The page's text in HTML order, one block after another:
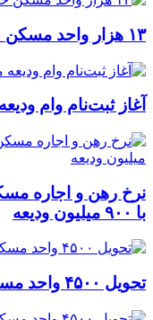
۱۳ هزار واحد مسکن حمایتی در تهران در حال ساخت
آغاز ثبت‌نام وام ودیعه
با ۹۰۰ میلیون ودیعه
تحویل ۴۵۰۰ واحد مسکن ملی در پرند تا ۳ روز دیگر